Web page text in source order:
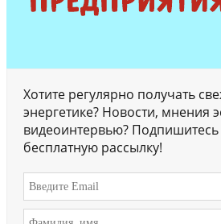
Хотите регулярно получать
энергетике? Новости, мнения
видеоинтервью?
бесплатную рассылку!